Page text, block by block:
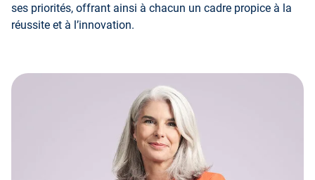
ses priorités, offrant ainsi à chacun un cadre propice à la
réussite et à l’innovation.